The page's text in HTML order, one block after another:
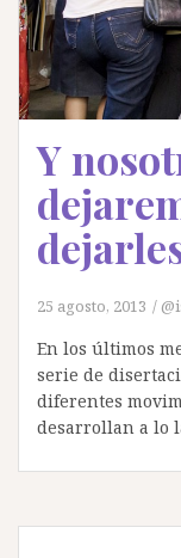
Y
25 agosto, 2013
En los últimos
serie de
diferentes
desarrollan a lo